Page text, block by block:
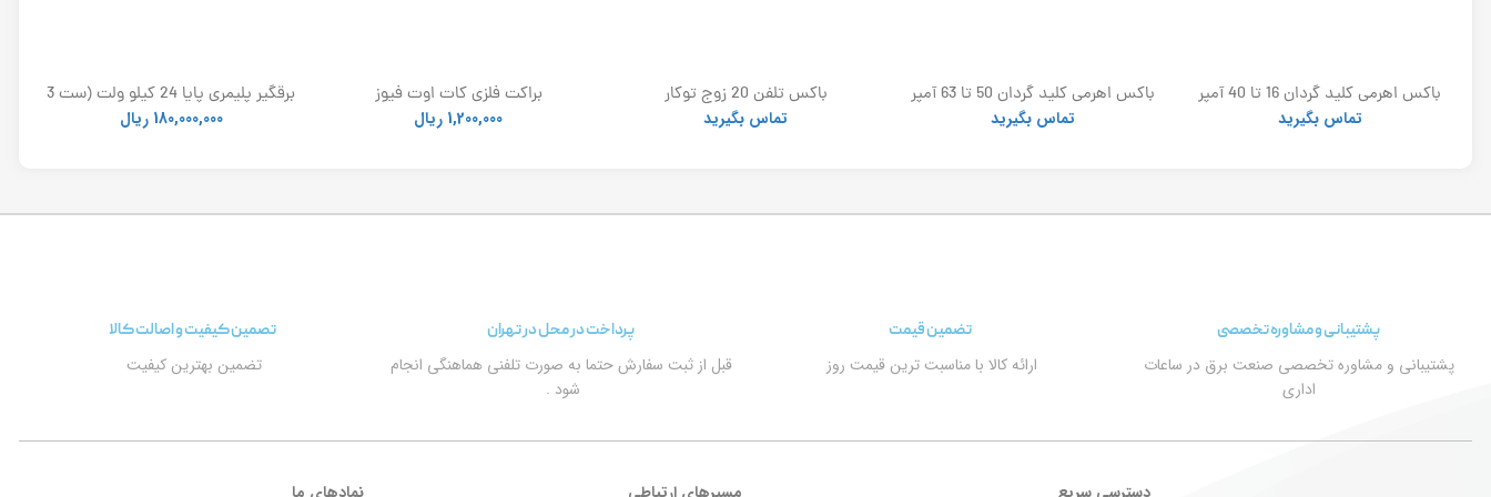
باکس اهرمی کلید گردان 16 تا 40 آمپر
الکترو کاوه
تماس بگیرید
باکس اهرمی کلید گردان 50 تا 63 آمپر
الکتروکاوه
تماس بگیرید
باکس تلفن 20 زوج توکار
تماس بگیرید
براکت فلزی کات اوت فیوز
1,200,000 ریال
برقگیر پلیمری پایا 24 کیلو ولت (ست 3
عددی)
180,000,000 ریال
پشتیبانی و مشاوره تخصصی
پشتیبانی و مشاوره تخصصی صنعت برق در ساعات
اداری
تضمین قیمت
ارائه کالا با مناسبت ترین قیمت روز
پرداخت در محل در تهران
قبل از ثبت سفارش حتما به صورت تلفنی هماهنگی انجام
شود .
تصمین کیفیت و اصالت کالا
تضمین بهترین کیفیت